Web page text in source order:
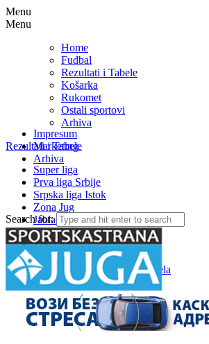
Menu
Menu
Home
Fudbal
Rezultati i Tabele
Košarka
Rukomet
Ostali sportovi
Arhiva
Rezultati i Tabele
Super liga
Prva liga Srbije
Srpska liga Istok
Zona Jug
Jablanička okružna liga
Medjuopštinska liga FSJO
Zona Istok
Zona Centar
Zona Zapad – Rezultati i tabela
Impresum
Marketing
Arhiva
Search for: